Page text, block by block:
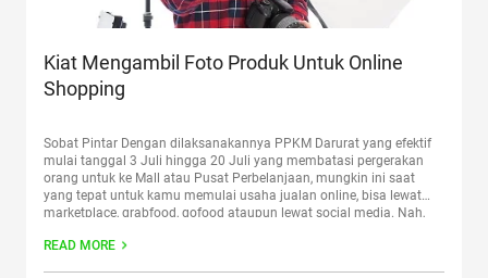
Kiat Mengambil Foto Produk Untuk Online
Shopping
Sobat Pintar Dengan dilaksanakannya PPKM Darurat yang efektif
mulai tanggal 3 Juli hingga 20 Juli yang membatasi pergerakan
orang untuk ke Mall atau Pusat Perbelanjaan, mungkin ini saat
yang tepat untuk kamu memulai usaha jualan online, bisa lewat
marketplace, grabfood, gofood ataupun lewat social media. Nah,
customer,Continue reading
READ MORE